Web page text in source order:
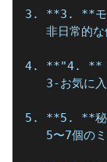
3. **3. **モ
非日常的な
4. **"4. **「
3-お気に入
5. **5. **秘
5〜7個のミ